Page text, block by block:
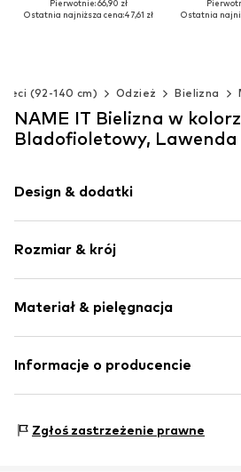
Pierwotnie: 66,90 zł
Ostatnia najniższa cena:47,61 zł
Ostatnia
(92-140 cm) Odzież Bielizna
NAME IT Bielizna w
Bladofioletowy, Lawenda
Design & dodatki
Miękki w dotyku
Rozmiar & krój
Materiał & pielęgnacja
Materiał: 95% Bawełna, 5% Elastan
Informacje o producencie
22457 Hamburg
Zgłoś zastrzeżenie prawne